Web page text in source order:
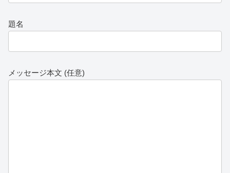
題名
メッセージ本文 (任意)